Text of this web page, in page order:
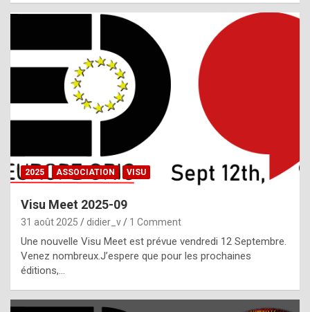
l
,
g
h
t
f
2025 ASSOCIATION VISU
Visu Meet 2025-09
31 août 2025 didier_v 1 Comment
Une nouvelle Visu Meet est prévue vendredi 12 Septembre.
Venez nombreux.J’espere que pour les prochaines
éditions,…